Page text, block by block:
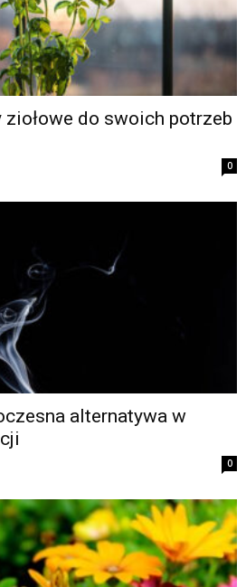
ziołowe do swoich potrzeb
0
alternatywa w
0